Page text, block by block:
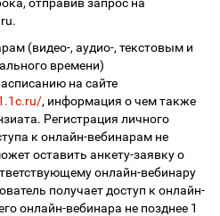
(видео-, аудио-, текстовым и
времени)
на сайте
, информация о чем также
Регистрация личного
к онлайн-вебинарам не
оставить анкету-заявку о
онлайн-вебинару
получает доступ к онлайн-
онлайн-вебинара не позднее 1